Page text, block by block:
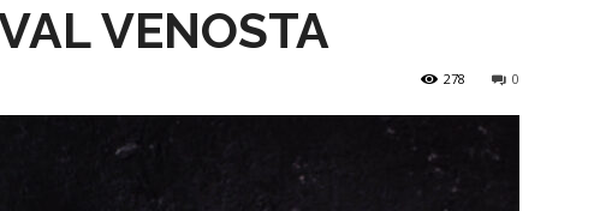
VENOSTA
0
278